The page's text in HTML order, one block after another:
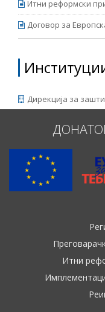
Итни реформски
Договор за
Дирекција за
Итни